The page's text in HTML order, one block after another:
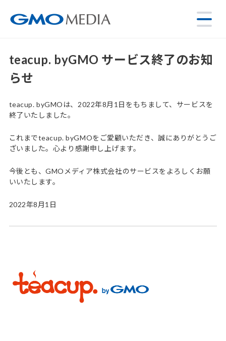
teacup. byGMO サービス終了のお知
らせ
teacup. byGMOは、2022年8月1日をもちまして、サービスを
終了いたしました。
これまでteacup. byGMOをご愛顧いただき、誠にありがとうご
ざいました。心より感謝申し上げます。
今後とも、GMOメディア株式会社のサービスをよろしくお願
いいたします。
2022年8月1日